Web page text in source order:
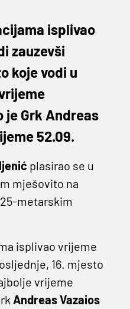
isplivao
zauzevši
koje vodi u
Grk Andreas
52.09.
plasirao se u
mješovito na
metarskim
isplivao vrijeme
16. mjesto
vrijeme
Andreas Vazaios